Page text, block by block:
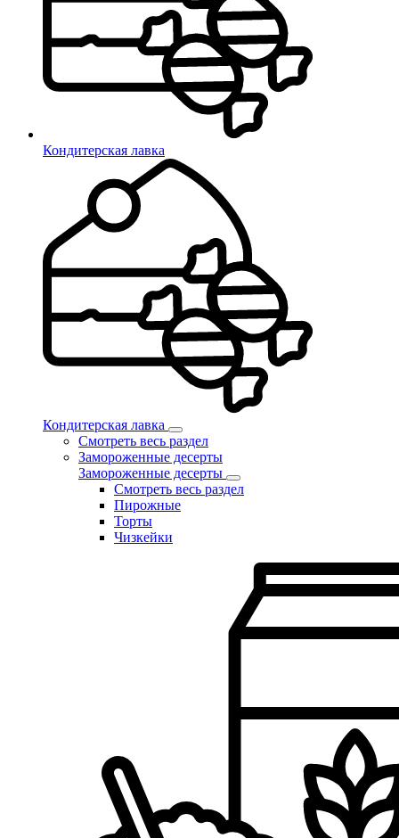
Кондитерская лавка
Кондитерская лавка
Смотреть весь раздел
Замороженные десерты
Замороженные десерты
Смотреть весь раздел
Пирожные
Торты
Чизкейки